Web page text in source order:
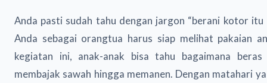
Anda pasti sudah tahu dengan jargon “berani kotor itu
Anda sebagai orangtua harus siap melihat pakaian
kegiatan ini, anak-anak bisa tahu bagaimana
membajak sawah hingga memanen. Dengan matahari